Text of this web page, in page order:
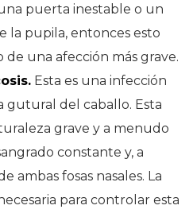
puerta inestable o un
la pupila, entonces esto
una afección más grave.
Esta es una infección
gutural del caballo. Esta
grave y a menudo
constante y, a
ambas fosas nasales. La
para controlar esta